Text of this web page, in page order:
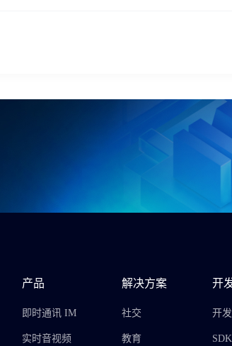
产品
即时通讯 IM
实时音视频
解决方案
社交
教育
开
开